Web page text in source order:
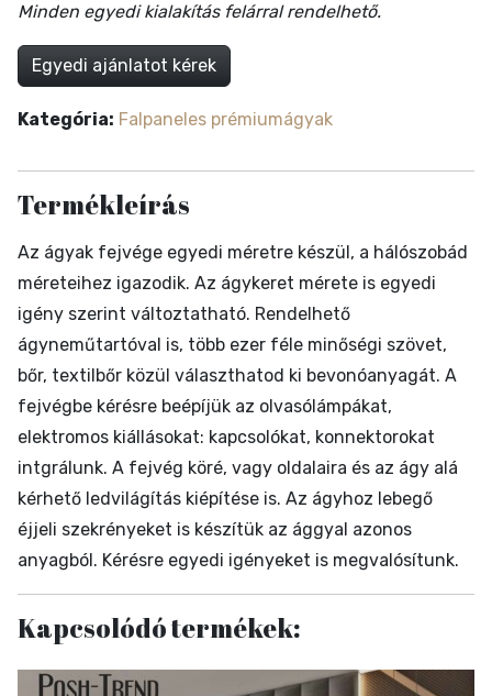
Minden egyedi kialakítás felárral rendelhető.
Egyedi ajánlatot kérek
Kategória: Falpaneles prémiumágyak
Termékleírás
Az ágyak fejvége egyedi méretre készül, a hálószobád
méreteihez igazodik. Az ágykeret mérete is egyedi
igény szerint változtatható. Rendelhető
ágyneműtartóval is, több ezer féle minőségi szövet,
bőr, textilbőr közül választhatod ki bevonóanyagát. A
fejvégbe kérésre beépíjük az olvasólámpákat,
elektromos kiállásokat: kapcsolókat, konnektorokat
intgrálunk. A fejvég köré, vagy oldalaira és az ágy alá
kérhető ledvilágítás kiépítése is. Az ágyhoz lebegő
éjjeli szekrényeket is készítük az ággyal azonos
anyagból. Kérésre egyedi igényeket is megvalósítunk.
Kapcsolódó termékek: